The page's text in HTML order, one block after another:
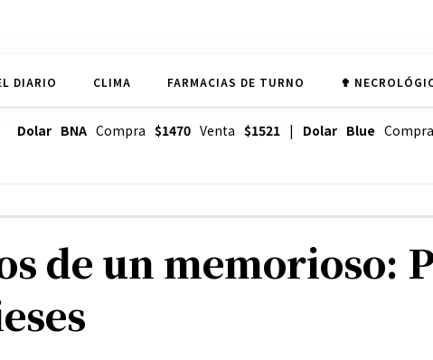
DIARIO CLIMA FARMACIAS DE TURNO ✟
Dolar BNACompra $1470Venta $1521| Dolar Blue Compra
de un memorioso: